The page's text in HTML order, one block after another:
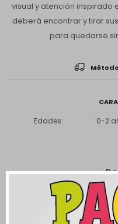
visual y atención inspirado
deberá encontrar y tirar
para quedarse
Edades 0-2
¡Ordená los juguetes antes